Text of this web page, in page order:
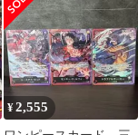
ト
¥2,555